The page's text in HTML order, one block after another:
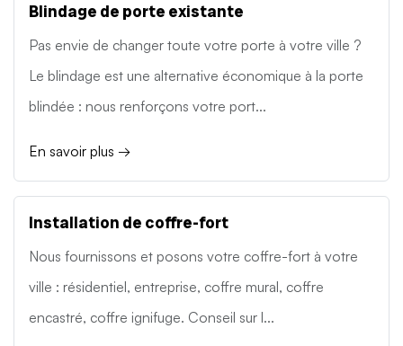
Blindage de porte existante
Pas envie de changer toute votre porte à votre ville ?
Le blindage est une alternative économique à la porte
blindée : nous renforçons votre port...
En savoir plus →
Installation de coffre-fort
Nous fournissons et posons votre coffre-fort à votre
ville : résidentiel, entreprise, coffre mural, coffre
encastré, coffre ignifuge. Conseil sur l...